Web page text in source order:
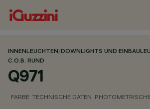
INNENLEUCHTEN/DOWNLIGHTS UND
C.O.B. RUND
Q971
FARBE TECHNISCHE DATEN